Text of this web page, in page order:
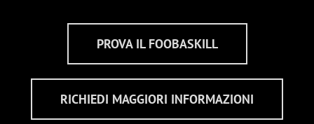
PROVA IL FOOBASKILL
RICHIEDI MAGGIORI INFORMAZIONI